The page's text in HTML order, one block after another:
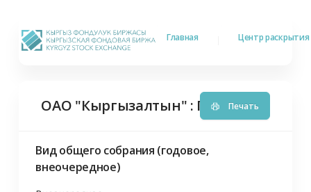
Главная Центр
ОАО "Кыргызалтын" : Проведение
Печать
Вид общего собрания (годовое,
внеочередное)